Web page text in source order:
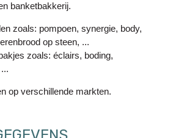
banketbakkerij.
zoals: pompoen, synergie, body,
op steen, ...
zoals: éclairs, boding,
op verschillende markten.